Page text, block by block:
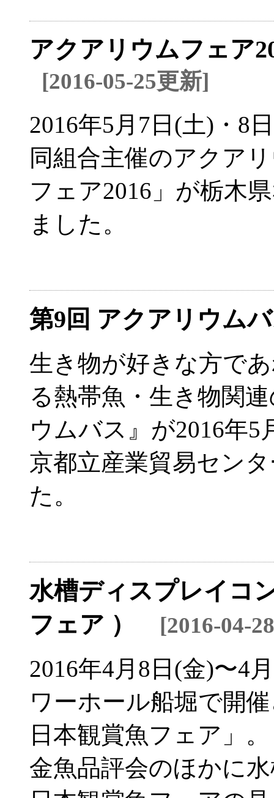
アクアリウムフェア
[2016-05-25更新]
2016年5月7日(土)・8
同組合主催のアクア
フェア2016」が栃木
ました。
第9回 アクアリウム
生き物が好きな方で
る熱帯魚・生き物関
ウムバス』が2016年5
京都立産業貿易セン
た。
水槽ディスプレイコ
フェア ） [2016-04-
2016年4月8日(金)〜4
ワーホール船堀で開
日本観賞魚フェア」。
金魚品評会のほかに